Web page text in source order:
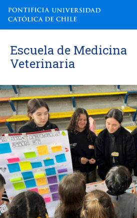
Escuela de Medicina
Veterinaria